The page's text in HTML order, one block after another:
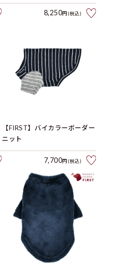
8,250円(税込)
【FIRST】バイカラーボーダー
ニット
7,700円(税込)